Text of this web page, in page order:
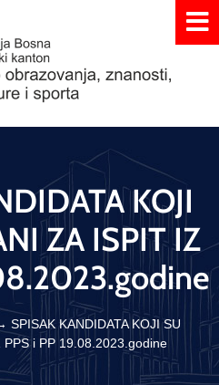
KOJI
ZA ISPIT IZ
SPISAK KANDIDATA KOJI SU
PPS i PP 19.08.2023.godine